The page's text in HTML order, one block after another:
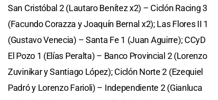
San Cristóbal 2 (Lautaro Benítez x2) – Ciclón Racing 3
(Facundo Corazza y Joaquín Bernal x2); Las Flores II 1
(Gustavo Venecia) – Santa Fe 1 (Juan Aguirre); CCyD
El Pozo 1 (Elías Peralta) – Banco Provincial 2 (Lorenzo
Zuvinikar y Santiago López); Ciclón Norte 2 (Ezequiel
Padró y Lorenzo Farioli) – Independiente 2 (Gianluca